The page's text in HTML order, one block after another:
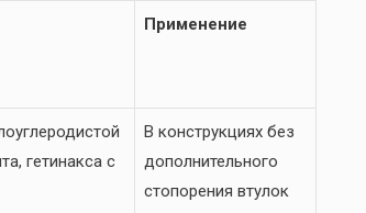
Применение
гетинакса с
В конструкциях без
дополнительного
стопорения втулок